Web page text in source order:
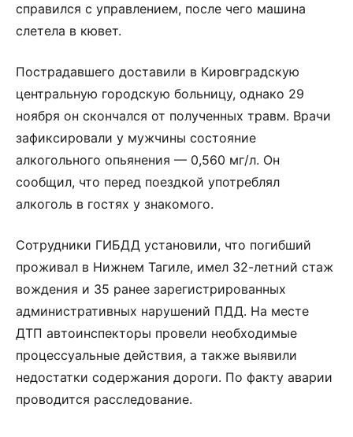
справился с управлением, после чего машина
слетела в кювет.
Пострадавшего доставили в Кировградскую
центральную городскую больницу, однако 29
ноября он скончался от полученных травм. Врачи
зафиксировали у мужчины состояние
алкогольного опьянения — 0,560 мг/л. Он
сообщил, что перед поездкой употреблял
алкоголь в гостях у знакомого.
Сотрудники ГИБДД установили, что погибший
проживал в Нижнем Тагиле, имел 32-летний стаж
вождения и 35 ранее зарегистрированных
административных нарушений ПДД. На месте
ДТП автоинспекторы провели необходимые
процессуальные действия, а также выявили
недостатки содержания дороги. По факту аварии
проводится расследование.